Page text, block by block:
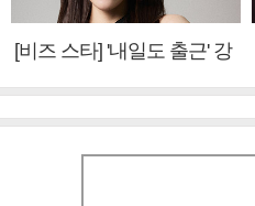
[비즈 스타] '내일도 출근' 강